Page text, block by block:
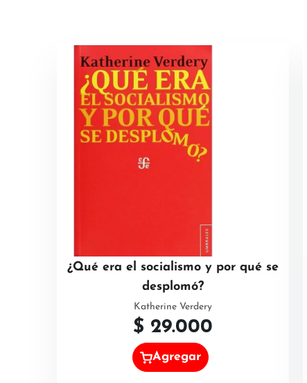
¿Qué era el socialismo y por qué se
desplomó?
Katherine Verdery
$ 29.000
Agregar